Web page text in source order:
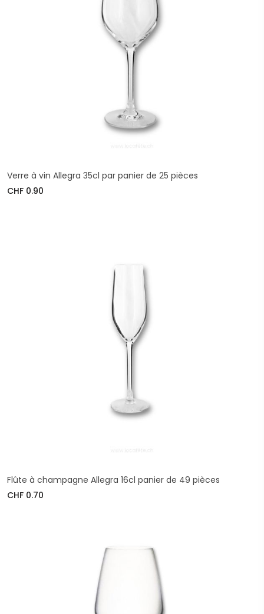
Verre à vin Allegra 35cl par panier de 25 pièces
CHF 0.90
Flûte à champagne Allegra 16cl panier de 49 pièces
CHF 0.70